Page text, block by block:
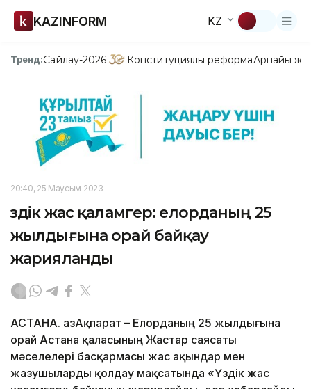
KAZINFORM KZ
Тренд:Сайлау-2026 Конституциялық реформаАрнайы
20:40, 25 Маусым 2023
Үздік жас қаламгер: елорданың 25
жылдығына орай байқау
жарияланды
АСТАНА. ҚазАқпарат – Елорданың 25 жылдығына
орай Астана қаласының Жастар саясаты
мәселелері басқармасы жас ақындар мен
жазушыларды қолдау мақсатында «Үздік жас